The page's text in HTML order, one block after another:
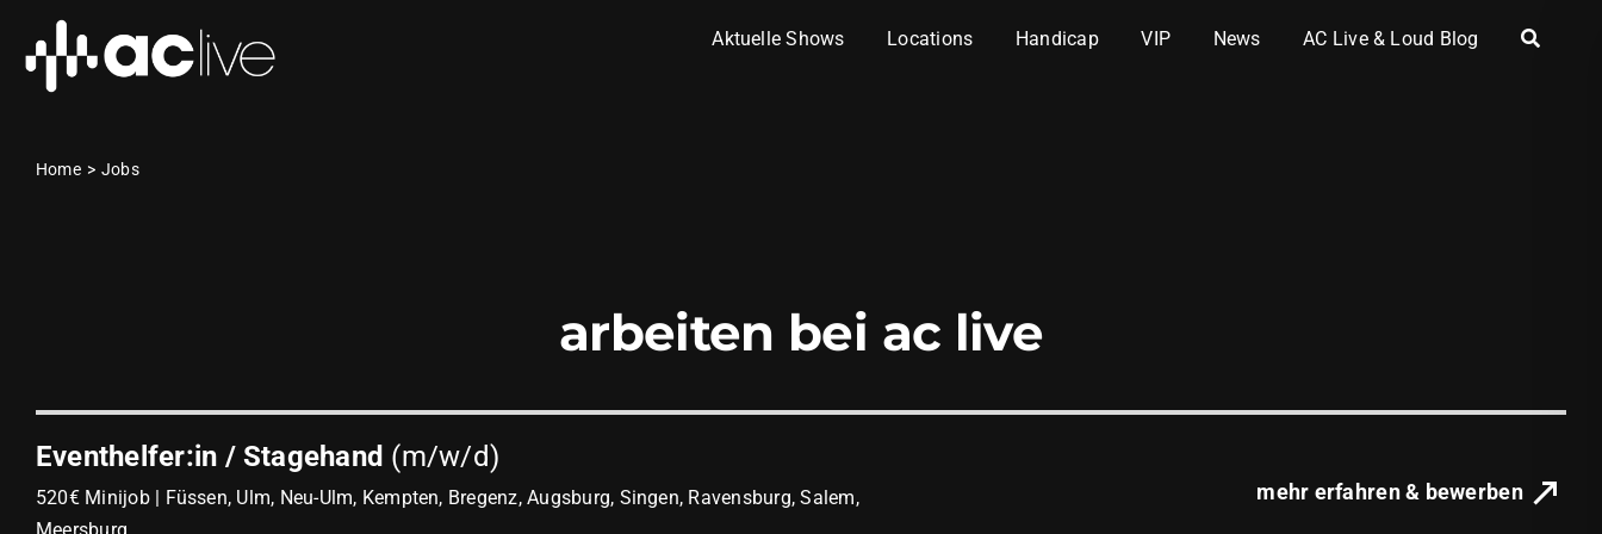
Inhalt
springen
Aktuelle Shows Locations Handicap VIP News AC Live & Loud Blog
Home Jobs
arbeiten bei ac live
Eventhelfer:in / Stagehand (m/w/d)
520€ Minijob | Füssen, Ulm, Neu-Ulm, Kempten, Bregenz, Augsburg, Singen, Ravensburg, Salem,
mehr erfahren & bewerben